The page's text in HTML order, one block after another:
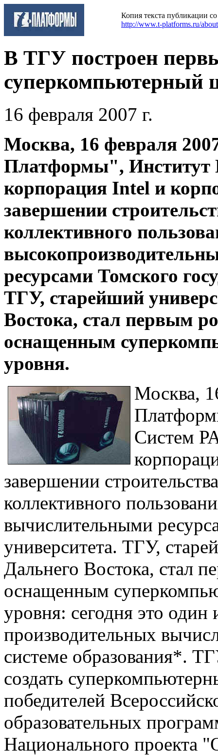
Копия текста публикации
http://www.t-platforms.ru/
В ТГУ построен
суперкомпьютерный
16 февраля 2007 г.
Москва, 16 февраля
Платформы",
корпорация Intel и
завершении
коллективного
ресурсами Томского
ТГУ, старейший
Востока, стал первым
оснащенным
уровня.
Москва,
Систем
завершении
коллективного
вычислительными
университета. ТГУ,
Дальнего Востока, стал
оснащенным
уровня: сегодня это
производительных
системе образования*.
создать
победителей
образовательных
Национального проекта